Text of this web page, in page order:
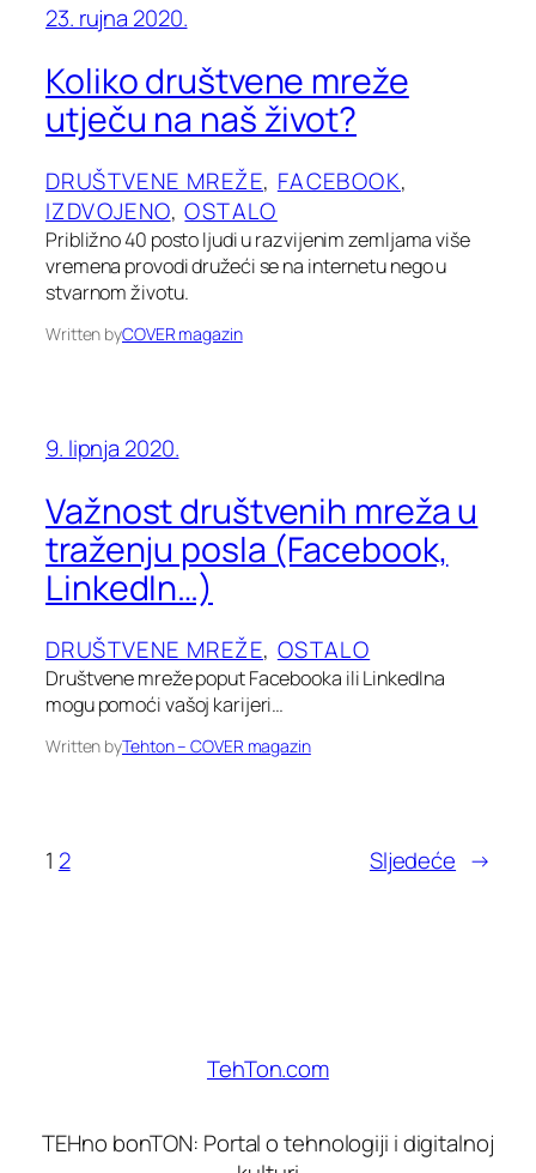
23. rujna 2020.
Koliko društvene mreže
utječu na naš život?
DRUŠTVENE MREŽE, FACEBOOK
IZDVOJENO, OSTALO
Približno 40 posto ljudi u razvijenim zemljama više
vremena provodi družeći se na internetu nego u
stvarnom životu.
Written byCOVER magazin
9. lipnja 2020.
Važnost društvenih mreža u
traženju posla (Facebook,
LinkedIn…)
DRUŠTVENE MREŽE, OSTALO
Društvene mreže poput Facebooka ili LinkedIna
mogu pomoći vašoj karijeri…
Written byTehton – COVER magazin
1 2 Sljedeće →
TehTon.com
TEHno bonTON: Portal o tehnologiji i digitalnoj